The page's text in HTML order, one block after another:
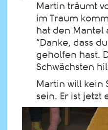
Martin träumt
im Traum
hat den Mantel
“Danke, dass
geholfen hast.
Schwächsten
Martin will kein
sein. Er ist jetzt